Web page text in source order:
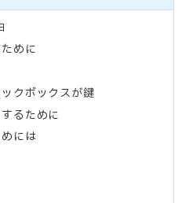
めに
クボックスが鍵
るために
には